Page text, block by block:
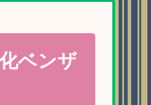
ベンザ